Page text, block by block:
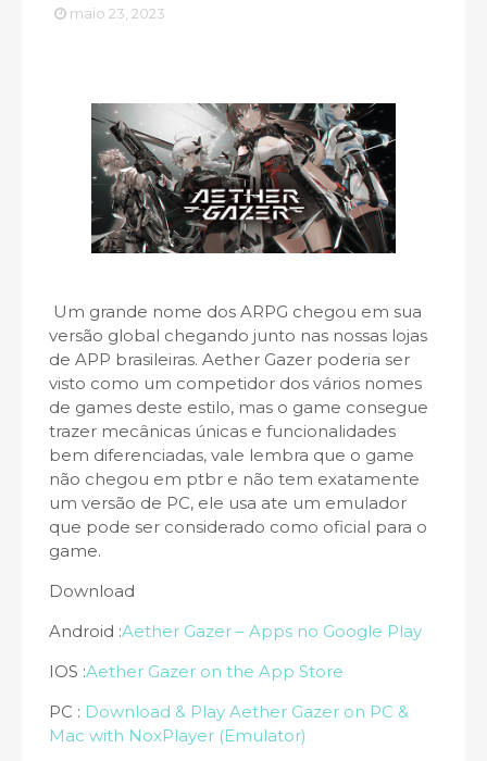
maio 23, 2023
Um grande nome dos ARPG chegou em sua
versão global chegando junto nas nossas lojas
de APP brasileiras. Aether Gazer poderia ser
visto como um competidor dos vários nomes
de games deste estilo, mas o game consegue
trazer mecânicas únicas e funcionalidades
bem diferenciadas, vale lembra que o game
não chegou em ptbr e não tem exatamente
um versão de PC, ele usa ate um emulador
que pode ser considerado como oficial para o
game.
Download
Android :Aether Gazer – Apps no Google Play
IOS :Aether Gazer on the App Store
PC : Download & Play Aether Gazer on PC &
Mac with NoxPlayer (Emulator)